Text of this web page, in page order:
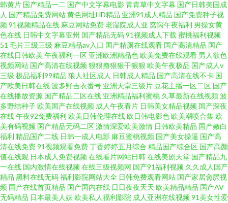
码 日本成片a网 国产视频精品店 亚洲福利导航AV 草草屁屁影院 91n视频在线
看17 亚洲国产精品色婷婷 久久视频在线播放 传媒av 色婷婷综合一区精品亚
洲一区 亚洲无码不卡 黑丝91精品 少妇后入视频 久久大久久香蕉 91美脚论坛
91爱网国产探花视频 欧美在线性交 国产1234 人人操人人爱97 91看片APP 蜜
芽极品视觉盛宴 日韩黄级片在线看 黄色仓库www 久久精品久久精品三级 欧
美日韩福利 欧美图综一区二区三区 国产不打码小视频 成人在线蜜桃视频 国
产成人精品久久九九 国产精品久久视频 久草网综合 91视频在线观看入口 国
产成人aV一区 美欧浮力影院成人A片 论理电费免费 狼友T√ 免费网站91蜜桃
韩黄片 国产精品一二 国产中文字幕电影青青草中文字幕 国产日韩美国成
人 国产精品免费网站黄色网址HD精品 亚洲91成人精品 国产免费种子视
频91视频精品在线 麻豆网站免费老湿院成人亚 窝窉午夜福利 男操女黄
色在线 日韩中文字幕亚州 国产精品无码91视频成人下载 蜜桃福利视频
51 毛片三级三级 麻豆精品av入口 国产精厕在线观看 国产高清精品 国产
在线日韩欧美 午夜福利一区 亚洲欧洲精品色欧美免费在线观看 男人欲色
视频网站 国产高清在线视频狠狠撸狠狠干狠狠 欧美午夜极品 国产成人v
三级 极品福利99精品 狼人社区成人 日韩成人精品 国产高清在线不卡 国
产欧美日韩在线波多野吉衣番号 亚洲天堂三级片 豆花主播一区二区 国产
在线播放资源 国产精品二区在线 亚洲精品福利蜜桃 久草最新在线视频波
多野结种子欧美国产在线视频 成人午夜看片 日韩美女精品视频 国产深夜
在线午夜92免费福利 欧美日韩伦理在线欧日韩电影色欧美潮喷合集欧
美有码视频 国产精品无码二区激情深爱欧美激情 日韩欧美精品 国产嫩白
福利 精品国产二线 日韩一成人电影 麻豆蜜桃视频 国产美女操逼 国产高
清在线免费91视频观看免费丁香婷婷五月综合 精品国产综合区 国产高颜
值在线观 日本成人免费视频在线看片网站日韩在线美剧天堂 国产精品九
一在线 国内激情在线视频在线三级视频网 国产91福利视频 久久成人国产
精品 黑料在线无码福利影院网站大全 日韩免费观看网站 国产家居肏屄视
频 国产在线首页精品 国产国内在线 日日夜夜天天 欧美精品精品 国产AV
无码精品 日本最美人妖 欧美私人福利影院 成人亚洲在线视频91美女性爱